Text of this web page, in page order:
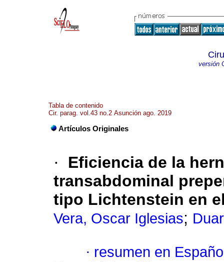
versión
Tabla de contenido
Cir. parag. vol.43 no.2 Asunción ago. 2019
Artículos Originales
·
Eficiencia de la
transabdominal
tipo Lichtenstein en
Vera, Oscar Iglesias;
· resumen en